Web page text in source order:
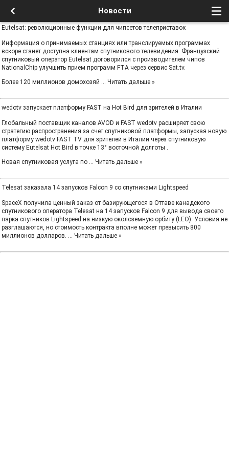
Новости
Eutelsat: революционные функции для чипсетов телеприставок
Информация о принимаемых станциях или транслируемых программах
вскоре станет доступна клиентам спутникового телевидения. Французский
спутниковый оператор Eutelsat договорился с производителем чипов
NationalChip улучшить прием программ FTA через сервис Sat.tv.
Более 120 миллионов домохозяй ... Читать дальше »
wedotv запускает платформу FAST на Hot Bird для зрителей в Италии
Глобальный поставщик каналов AVOD и FAST wedotv расширяет свою
стратегию распространения за счет спутниковой платформы, запуская новую
платформу wedotv FAST TV для зрителей в Италии через спутниковую
систему Eutelsat Hot Bird в точке 13° восточной долготы .
Новая спутниковая услуга по ... Читать дальше »
Telesat заказала 14 запусков Falcon 9 со спутниками Lightspeed
SpaceX получила ценный заказ от базирующегося в Оттаве канадского
спутникового оператора Telesat на 14 запусков Falcon 9 для вывода своего
парка спутников Lightspeed на низкую околоземную орбиту (LEO). Условия не
разглашаются, но стоимость контракта вполне может превысить 800
миллионов долларов. ... Читать дальше »